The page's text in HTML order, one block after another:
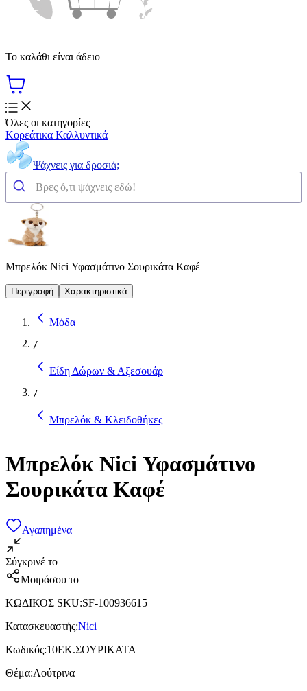
Το καλάθι είναι άδειο
Όλες οι κατηγορίες
Κορεάτικα Καλλυντικά
Ψάχνεις για δροσιά;
Μπρελόκ Nici Υφασμάτινο Σουρικάτα Καφέ
Περιγραφή Χαρακτηριστικά
Μόδα
/
Είδη Δώρων & Αξεσουάρ
/
Μπρελόκ & Κλειδοθήκες
Μπρελόκ Nici Υφασμάτινο
Σουρικάτα Καφέ
Αγαπημένα
Σύγκρινέ το
Μοιράσου το
ΚΩΔΙΚΟΣ SKU:SF-100936615
Κατασκευαστής:Nici
Κωδικός:10ΕΚ.ΣΟΥΡΙΚΑΤΑ
Θέμα:Λούτρινα